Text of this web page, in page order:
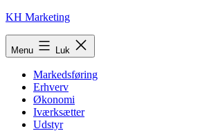
Fortsæt
KH Marketing
Menu Luk
Markedsføring
Erhverv
Økonomi
Iværksætter
Udstyr